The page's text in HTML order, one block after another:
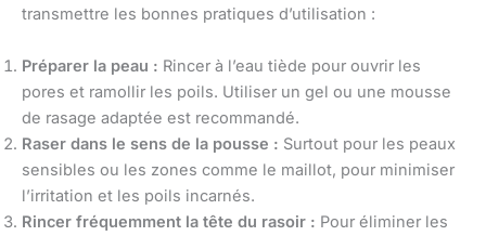
transmettre les bonnes pratiques d’utilisation :
Préparer la peau : Rincer à l’eau tiède pour ouvrir les
pores et ramollir les poils. Utiliser un gel ou une mousse
de rasage adaptée est recommandé.
Raser dans le sens de la pousse : Surtout pour les peaux
sensibles ou les zones comme le maillot, pour minimiser
l’irritation et les poils incarnés.
Rincer fréquemment la tête du rasoir : Pour éliminer les